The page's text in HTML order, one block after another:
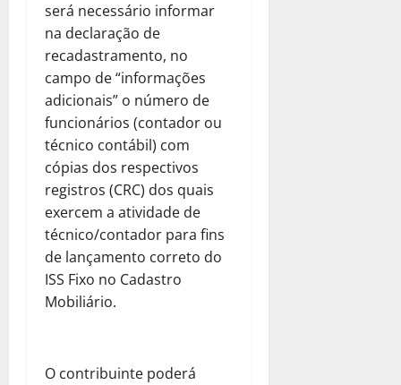
será necessário informar
na declaração de
recadastramento, no
campo de “informações
adicionais” o número de
funcionários (contador ou
técnico contábil) com
cópias dos respectivos
registros (CRC) dos quais
exercem a atividade de
técnico/contador para fins
de lançamento correto do
ISS Fixo no Cadastro
Mobiliário.
O contribuinte poderá